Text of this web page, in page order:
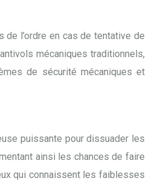
l’ordre en cas de tentative de
mécaniques traditionnels,
de sécurité mécaniques et
puissante pour dissuader les
ainsi les chances de faire
qui connaissent les faiblesses